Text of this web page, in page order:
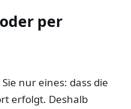
per
nur eines: dass die
erfolgt. Deshalb